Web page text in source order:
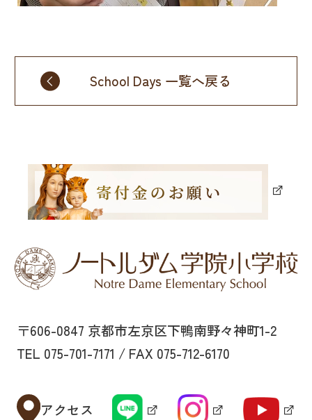
School Days 一覧へ戻る
〒606-0847 京都市左京区下鴨南野々神町1-2
TEL 075-701-7171 / FAX 075-712-6170
アクセス